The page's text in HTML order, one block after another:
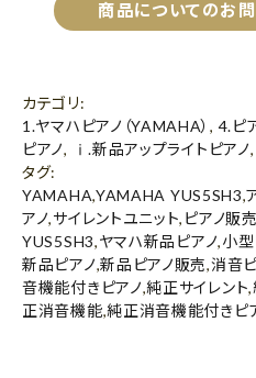
商品についてのお
カテゴリ:
1.ヤマハピアノ（YAMAHA）, 4.ピ
ピアノ, ⅰ.新品アップライトピアノ,
タグ:
YAMAHA,YAMAHA YUS5SH3,
アノ,サイレントユニット, ピアノ販売
YUS5SH3,ヤマハ新品ピアノ,小型
新品ピアノ,新品ピアノ販売,消音
音機能付きピアノ,純正サイレント,
正消音機能,純正消音機能付きピ